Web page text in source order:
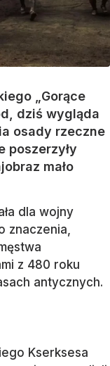
„Gorące
dziś wygląda
osady rzeczne
poszerzyły
mało
dla wojny
znaczenia,
z 480 roku
antycznych.
Kserksesa